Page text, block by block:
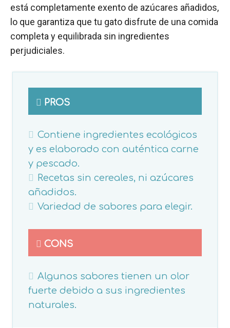
está completamente exento de azúcares añadidos,
lo que garantiza que tu gato disfrute de una comida
completa y equilibrada sin ingredientes
perjudiciales.
PROS
Contiene ingredientes ecológicos
y es elaborado con auténtica carne
y pescado.
Recetas sin cereales, ni azúcares
añadidos.
Variedad de sabores para elegir.
CONS
Algunos sabores tienen un olor
fuerte debido a sus ingredientes
naturales.